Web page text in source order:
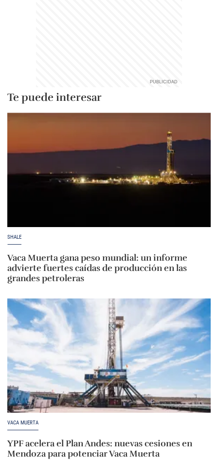
Te puede interesar
SHALE
Vaca Muerta gana peso mundial: un informe
advierte fuertes caídas de producción en las
grandes petroleras
VACA MUERTA
YPF acelera el Plan Andes: nuevas cesiones en
Mendoza para potenciar Vaca Muerta